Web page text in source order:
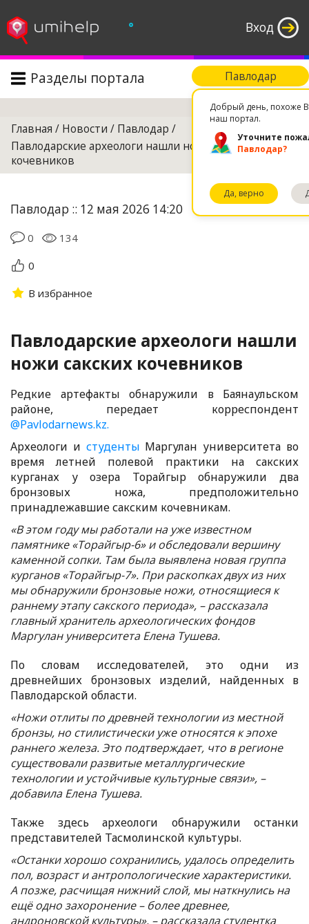
Вход
°
Павлодар
Добрый день, похоже
наш портал.
Уточните
Павлодар?
Да, верно
Разделы портала Поиск
Главная / Новости / Павлодар /
Павлодарские археологи нашли ножи сакских
кочевников
Павлодар :: 12 мая 2026 14:20
0
134
0
В избранное
Павлодарские археологи нашли
ножи сакских кочевников
Редкие артефакты обнаружили в Баянаульском
районе, передает корреспондент
@Pavlodarnews.kz.
Археологи и студенты Маргулан университета во
время летней полевой практики на сакских
курганах у озера Торайгыр обнаружили два
бронзовых ножа, предположительно
принадлежавшие сакским кочевникам.
«В этом году мы работали на уже известном
памятнике «Торайгыр-6» и обследовали вершину
каменной сопки. Там была выявлена новая группа
курганов «Торайгыр-7». При раскопках двух из них
мы обнаружили бронзовые ножи, относящиеся к
раннему этапу сакского периода», – рассказала
главный хранитель археологических фондов
Маргулан университета Елена Тушева.
По словам исследователей, это одни из
древнейших бронзовых изделий, найденных в
Павлодарской области.
«Ножи отлиты по древней технологии из местной
бронзы, но стилистически уже относятся к эпохе
раннего железа. Это подтверждает, что в регионе
существовали развитые металлургические
технологии и устойчивые культурные связи», –
добавила Елена Тушева.
Также здесь археологи обнаружили останки
представителей Тасмолинской культуры.
«Останки хорошо сохранились, удалось определить
пол, возраст и антропологические характеристики.
А позже, расчищая нижний слой, мы наткнулись на
ещё одно захоронение – более древнее,
андроновской культуры», – рассказала студентка